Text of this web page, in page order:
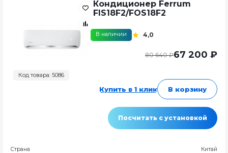
Код товара: 5086
Кондиционер Ferrum
FIS18F2/FOS18F2
В наличии 4,0
80 640 ₽67 200 ₽
Купить в 1 клик В корзину
Посчитать с установкой
Страна
Китай